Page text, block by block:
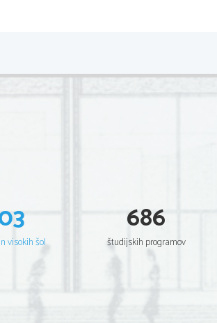
sta se  29. Aprila tudi poročila.
maja 1993 in tri sinove :
drugi je bil Jacob Hurley
visokih šol
686
študijskih programov